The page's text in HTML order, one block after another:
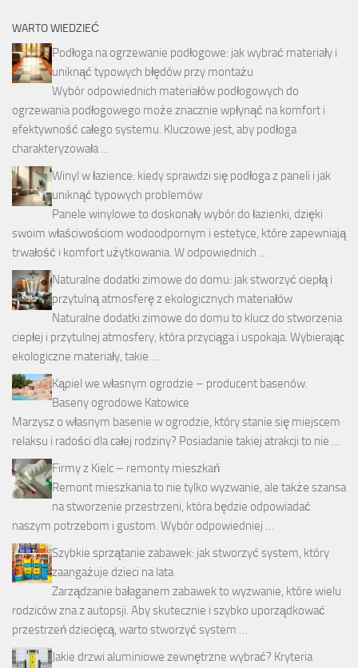
WARTO WIEDZIEĆ
Podłoga na ogrzewanie podłogowe: jak wybrać materiały i
uniknąć typowych błędów przy montażu
Wybór odpowiednich materiałów podłogowych do
ogrzewania podłogowego może znacznie wpłynąć na komfort i
efektywność całego systemu. Kluczowe jest, aby podłoga
charakteryzowała …
Winyl w łazience: kiedy sprawdzi się podłoga z paneli i jak
uniknąć typowych problemów
Panele winylowe to doskonały wybór do łazienki, dzięki
swoim właściwościom wodoodpornym i estetyce, które zapewniają
trwałość i komfort użytkowania. W odpowiednich …
Naturalne dodatki zimowe do domu: jak stworzyć ciepłą i
przytulną atmosferę z ekologicznych materiałów
Naturalne dodatki zimowe do domu to klucz do stworzenia
ciepłej i przytulnej atmosfery, która przyciąga i uspokaja. Wybierając
ekologiczne materiały, takie …
Kąpiel we własnym ogrodzie – producent basenów.
Baseny ogrodowe Katowice
Marzysz o własnym basenie w ogrodzie, który stanie się miejscem
relaksu i radości dla całej rodziny? Posiadanie takiej atrakcji to nie …
Firmy z Kielc – remonty mieszkań
Remont mieszkania to nie tylko wyzwanie, ale także szansa
na stworzenie przestrzeni, która będzie odpowiadać
naszym potrzebom i gustom. Wybór odpowiedniej …
Szybkie sprzątanie zabawek: jak stworzyć system, który
zaangażuje dzieci na lata
Zarządzanie bałaganem zabawek to wyzwanie, które wielu
rodziców zna z autopsji. Aby skutecznie i szybko uporządkować
przestrzeń dziecięcą, warto stworzyć system …
Jakie drzwi aluminiowe zewnętrzne wybrać? Kryteria